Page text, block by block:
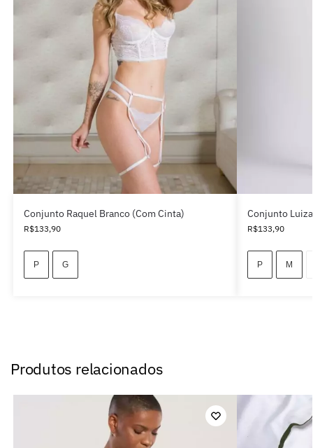
Conjunto Raquel Branco (com Cinta)
R$133,90
P G
Conjunto
R$133,90
P M
Produtos relacionados